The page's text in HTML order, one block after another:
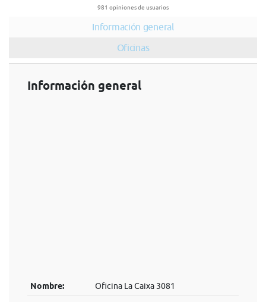
981 opiniones de usuarios
Información general
Oficinas
Información general
Nombre: Oficina La Caixa 3081